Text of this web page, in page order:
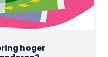
hoger